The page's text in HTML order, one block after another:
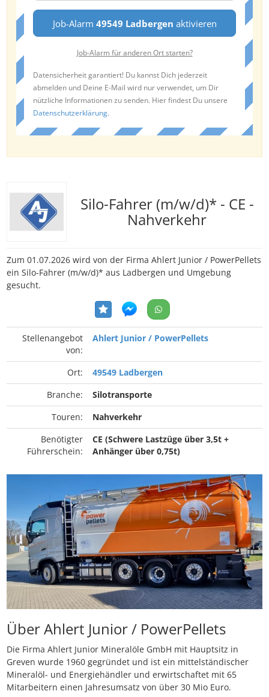
Job-Alarm 49549 Ladbergen aktivieren
Job-Alarm für anderen Ort starten?
Datensicherheit garantiert! Du kannst Dich jederzeit
abmelden und Deine E-Mail wird nur verwendet, um Dir
nützliche Informationen zu senden. Hier findest Du unsere
Datenschutzerklärung.
Silo-Fahrer (m/w/d)* - CE -
Nahverkehr
Zum 01.07.2026 wird von der Firma Ahlert Junior / PowerPellets
ein Silo-Fahrer (m/w/d)* aus Ladbergen und Umgebung
gesucht.
Stellenangebot
von:
Ahlert Junior / PowerPellets
Ort:
49549 Ladbergen
Branche:
Silotransporte
Touren:
Nahverkehr
Benötigter
Führerschein:
CE (Schwere Lastzüge über 3,5t +
Anhänger über 0,75t)
Über Ahlert Junior / PowerPellets
Die Firma Ahlert Junior Mineralöle GmbH mit Hauptsitz in
Greven wurde 1960 gegründet und ist ein mittelständischer
Mineralöl- und Energiehändler und erwirtschaftet mit 65
Mitarbeitern einen Jahresumsatz von über 30 Mio Euro.